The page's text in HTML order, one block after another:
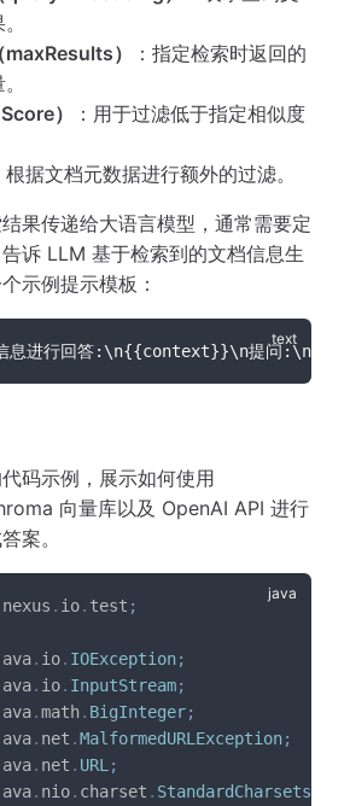
）
：指定检索时返回的
）
：用于过滤低于指定相似度
根据文档元数据进行额外的过滤。
果传递给大语言模型，通常需要定
诉 LLM 基于检索到的文档信息生
示例提示模板：
信息进行回答:\n{{context}}\n提问
码示例，展示如何使用
向量库以及 OpenAI API 进行
案。
nexus . io. test ;
. io. IOException;
. io. InputStream;
.math. BigInteger;
. net .MalformedURLException;
. net . URL ;
. nio. charset . StandardCharsets